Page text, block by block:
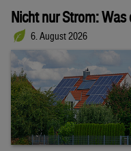
Nicht nur Strom: Was
6. August 2026